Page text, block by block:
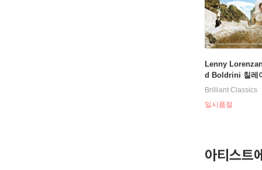
Lenny
d Boldrini 칠레
과 피아노 독주
Brilliant Classics
일시품절
아티스트